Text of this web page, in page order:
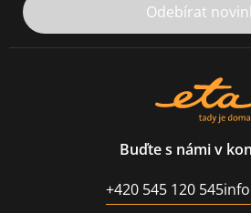
Odebírat
Buďte s námi v
+420 545 120 545